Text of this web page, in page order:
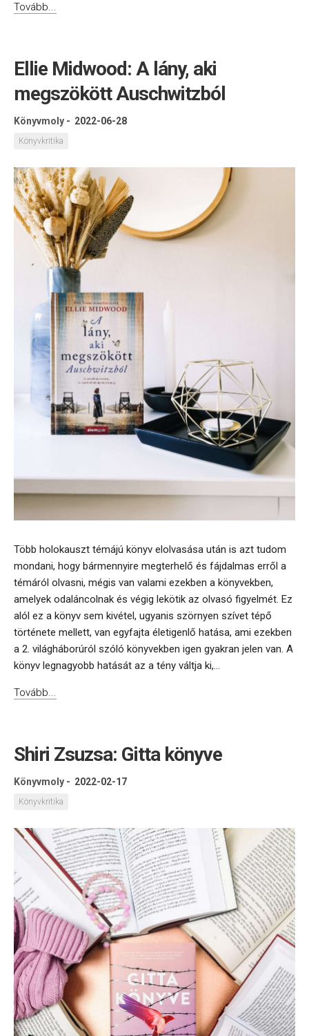
Tovább...
Ellie Midwood: A lány, aki
megszökött Auschwitzból
Könyvmoly - 2022-06-28
Könyvkritika
Több holokauszt témájú könyv elolvasása után is azt tudom
mondani, hogy bármennyire megterhelő és fájdalmas erről a
témáról olvasni, mégis van valami ezekben a könyvekben,
amelyek odaláncolnak és végig lekötik az olvasó figyelmét. Ez
alól ez a könyv sem kivétel, ugyanis szörnyen szívet tépő
története mellett, van egyfajta életigenlő hatása, ami ezekben
a 2. világháborúról szóló könyvekben igen gyakran jelen van. A
könyv legnagyobb hatását az a tény váltja ki,...
Tovább...
Shiri Zsuzsa: Gitta könyve
Könyvmoly - 2022-02-17
Könyvkritika